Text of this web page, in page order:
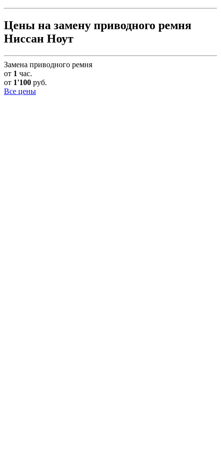
Цены на замену приводного ремня
Ниссан Ноут
Замена приводного ремня
от 1 час.
от 1'100 руб.
Все цены